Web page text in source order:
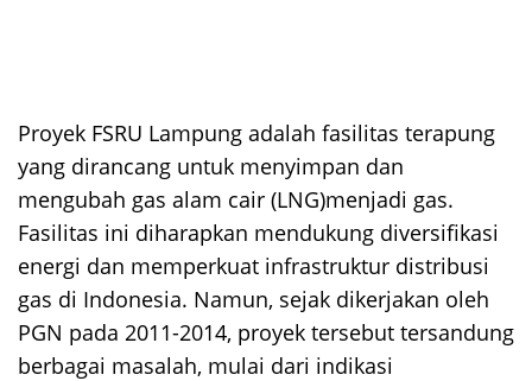
Proyek FSRU Lampung adalah fasilitas terapung
yang dirancang untuk menyimpan dan
mengubah gas alam cair (LNG)menjadi gas.
Fasilitas ini diharapkan mendukung diversifikasi
energi dan memperkuat infrastruktur distribusi
gas di Indonesia. Namun, sejak dikerjakan oleh
PGN pada 2011-2014, proyek tersebut tersandung
berbagai masalah, mulai dari indikasi